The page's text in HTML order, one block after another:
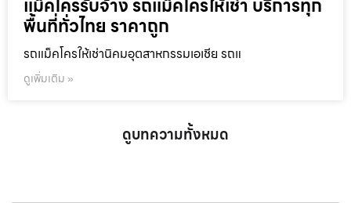
แม็คโครรับจ้าง รถแม็คโครให้เช่า บริการทุก
พื้นที่ทั่วไทย ราคาถูก
รถแม็คโครให้เช่านิคมอุตสาหกรรมเอเชีย รถแ
ดูเพิ่มเติม »
ดูบทความทั้งหมด